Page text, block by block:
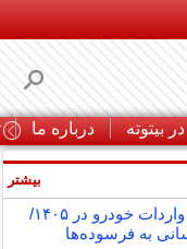
بیتوته درباره ما
ابلاغ قوانین جدید اسقاط و واردات خودرو در ۱۴۰۵/
به فرسوده‌ها
بیشتر